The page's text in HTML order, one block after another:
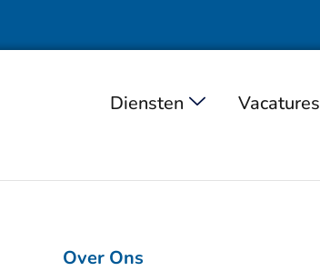
Diensten Vacatures
Over Ons